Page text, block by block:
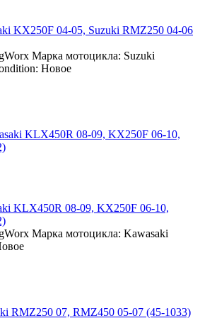
KX250F 04-05, Suzuki RMZ250 04-06
Марка мотоцикла: Suzuki
Новое
KLX450R 08-09, KX250F 06-10,
Марка мотоцикла: Kawasaki